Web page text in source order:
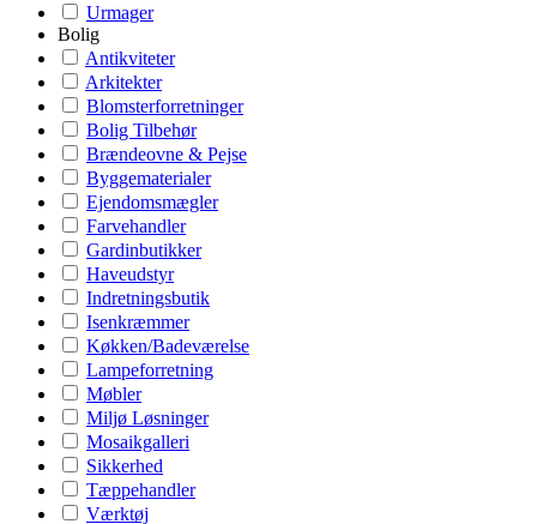
Urmager
Bolig
Antikviteter
Arkitekter
Blomsterforretninger
Bolig Tilbehør
Brændeovne & Pejse
Byggematerialer
Ejendomsmægler
Farvehandler
Gardinbutikker
Haveudstyr
Indretningsbutik
Isenkræmmer
Køkken/Badeværelse
Lampeforretning
Møbler
Miljø Løsninger
Mosaikgalleri
Sikkerhed
Tæppehandler
Værktøj